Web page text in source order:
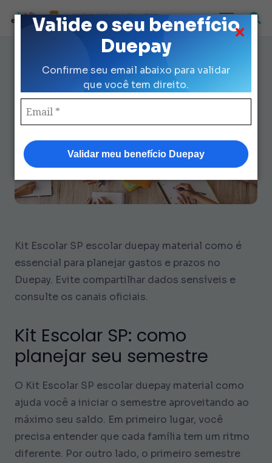
Valide o seu benefício
Duepay
Confirme seu email abaixo para validar
que você tem direito.
Validar meu benefício Duepay
Loja Credenciada para auxilio Uniforme
e Kit Escolar da Prefeitura de São Paulo
Como Organizar Material
Escolar no Duepay: 7 Marcos-
Chave
Kit Escolar SP escolar duepay material como é
essencial para planejar gastos e prazos no
Duepay. Evite compartilhar dados sensíveis e
consulte os canais oficiais.
Kit Escolar SP: como
planejar seu semestre
O Kit Escolar SP escolar duepay material como
ajuda você a iniciar o semestre aproveitando ao
máximo seu saldo. Em primeiro lugar, você
precisa entender que cada família tem um ritmo
diferente. Por outro lado, o primeiro semestre